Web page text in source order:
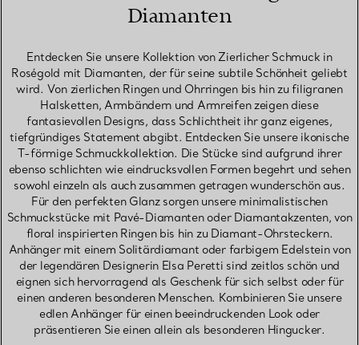
Diamanten
Entdecken Sie unsere Kollektion von Zierlicher Schmuck in
Roségold mit Diamanten, der für seine subtile Schönheit geliebt
wird. Von zierlichen Ringen und Ohrringen bis hin zu filigranen
Halsketten, Armbändern und Armreifen zeigen diese
fantasievollen Designs, dass Schlichtheit ihr ganz eigenes,
tiefgründiges Statement abgibt. Entdecken Sie unsere ikonische
T-förmige Schmuckkollektion. Die Stücke sind aufgrund ihrer
ebenso schlichten wie eindrucksvollen Formen begehrt und sehen
sowohl einzeln als auch zusammen getragen wunderschön aus.
Für den perfekten Glanz sorgen unsere minimalistischen
Schmuckstücke mit Pavé-Diamanten oder Diamantakzenten, von
floral inspirierten Ringen bis hin zu Diamant-Ohrsteckern.
Anhänger mit einem Solitärdiamant oder farbigem Edelstein von
der legendären Designerin Elsa Peretti sind zeitlos schön und
eignen sich hervorragend als Geschenk für sich selbst oder für
einen anderen besonderen Menschen. Kombinieren Sie unsere
edlen Anhänger für einen beeindruckenden Look oder
präsentieren Sie einen allein als besonderen Hingucker.